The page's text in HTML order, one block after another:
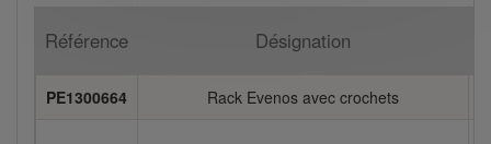
Référence Désignation
PE1300664 Rack Evenos avec crochets